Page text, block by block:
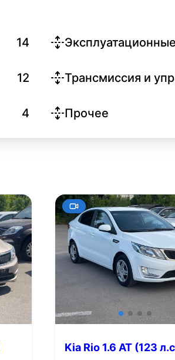
14
12 Трансмиссия и
4 Прочее
Kia Rio 1.6 AT (123